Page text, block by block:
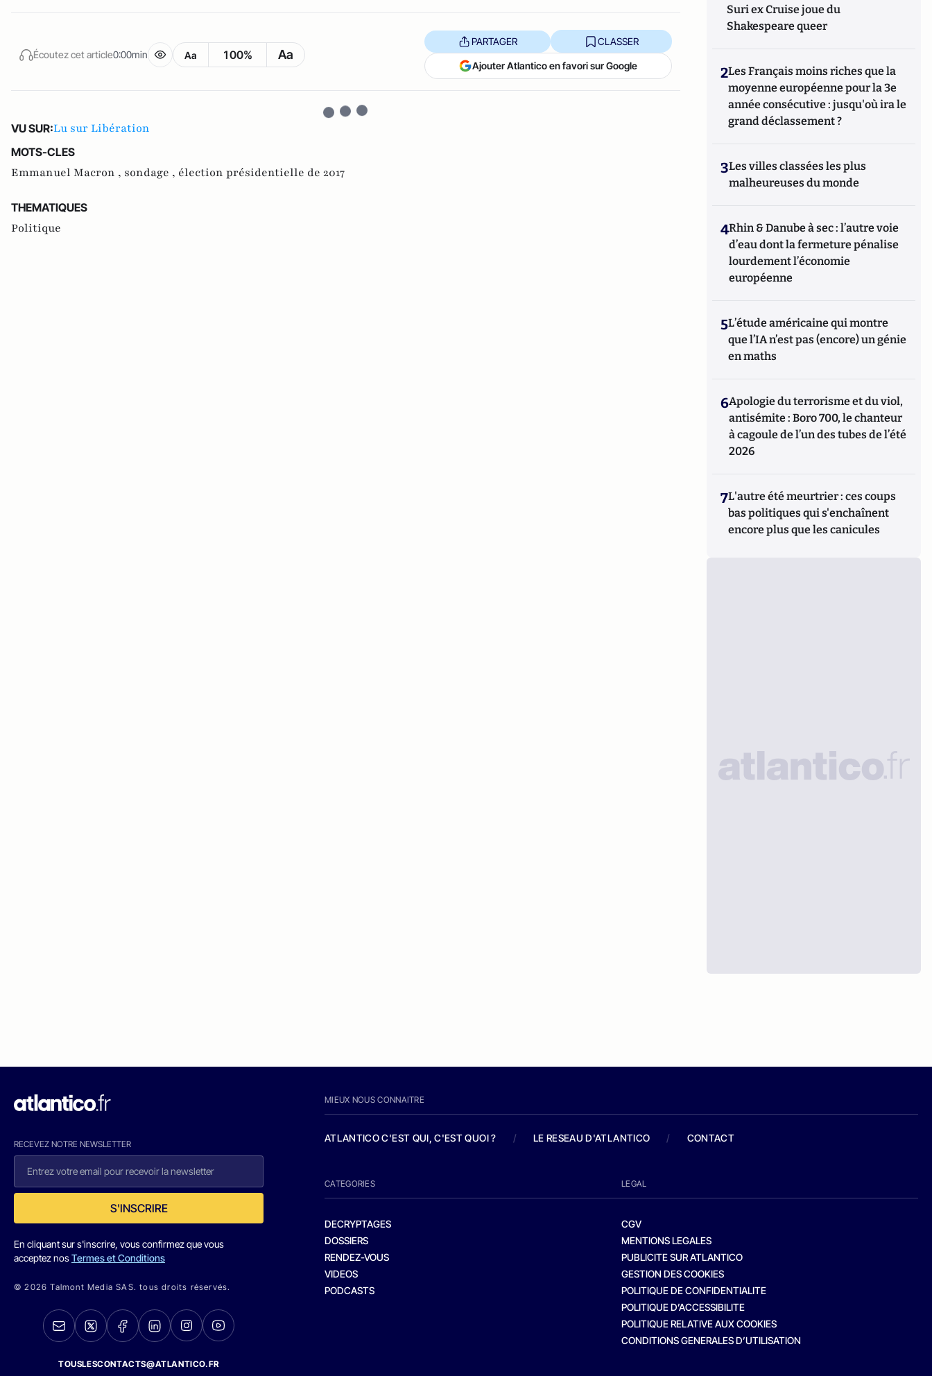
Écoutez cet article0:00min Aa 100% Aa
PARTAGER CLASSER
Ajouter Atlantico en favori sur Google
VU SUR:Lu sur Libération
MOTS-CLES
Emmanuel Macron , sondage , élection présidentielle de 2017
THEMATIQUES
Politique
Suri ex Cruise joue du
Shakespeare queer
2Les Français moins riches que la
moyenne européenne pour la 3e
année consécutive : jusqu'où ira le
grand déclassement ?
3Les villes classées les plus
malheureuses du monde
4Rhin & Danube à sec : l’autre voie
d’eau dont la fermeture pénalise
lourdement l’économie
européenne
5L’étude américaine qui montre
que l’IA n’est pas (encore) un génie
en maths
6Apologie du terrorisme et du viol,
antisémite : Boro 700, le chanteur
à cagoule de l’un des tubes de l’été
2026
7L'autre été meurtrier : ces coups
bas politiques qui s'enchaînent
encore plus que les canicules
RECEVEZ NOTRE NEWSLETTER
S'INSCRIRE
En cliquant sur s'inscrire, vous confirmez que vous
acceptez nosTermes et Conditions
© 2026 Talmont Media SAS. tous droits réservés.
TOUSLESCONTACTS@ATLANTICO.FR
MIEUX NOUS CONNAITRE
ATLANTICO C'EST QUI, C'EST QUOI ? / LE RESEAU D'ATLANTICO / CONTACT
CATEGORIES
DECRYPTAGES
DOSSIERS
RENDEZ-VOUS
VIDEOS
PODCASTS
LEGAL
CGV
MENTIONS LEGALES
PUBLICITE SUR ATLANTICO
GESTION DES COOKIES
POLITIQUE DE CONFIDENTIALITE
POLITIQUE D’ACCESSIBILITE
POLITIQUE RELATIVE AUX COOKIES
CONDITIONS GENERALES D’UTILISATION